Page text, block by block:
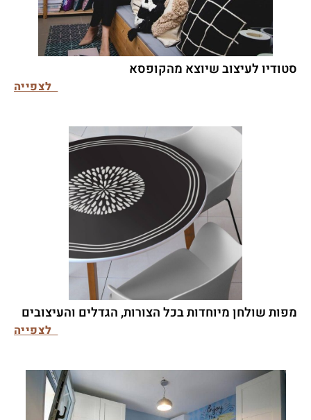
סטודיו לעיצוב שיוצא מהקופסא
לצפייה
מפות שולחן מיוחדות בכל הצורות, הגדלים והעיצובים
לצפייה